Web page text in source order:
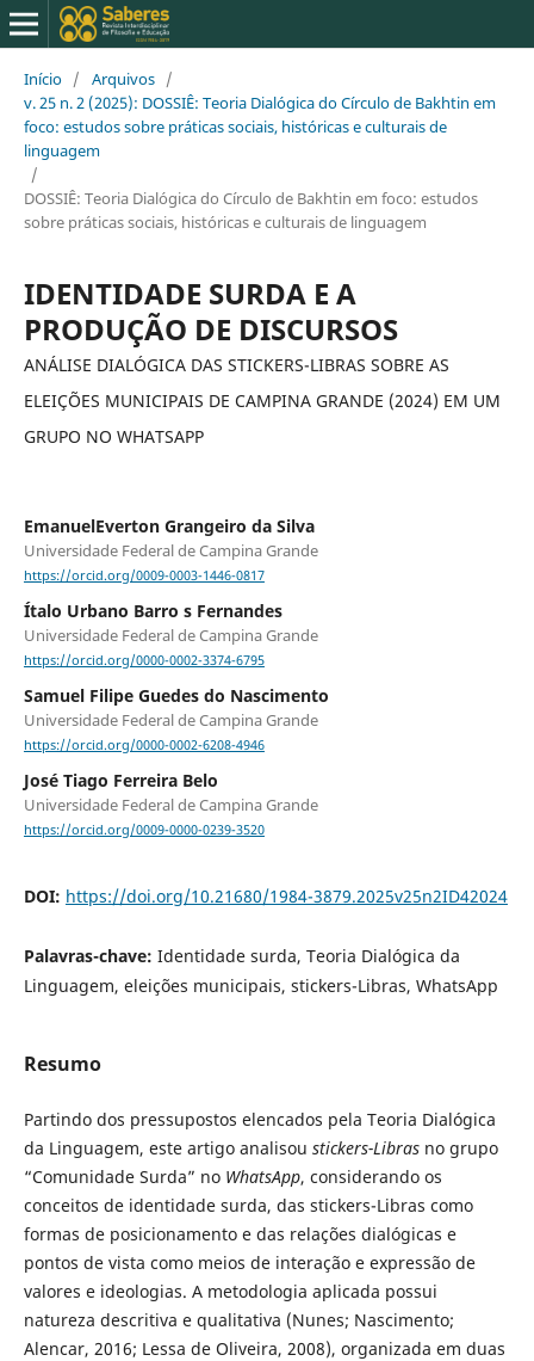
Início / Arquivos /
v. 25 n. 2 (2025): DOSSIÊ: Teoria Dialógica do Círculo de Bakhtin em
foco: estudos sobre práticas sociais, históricas e culturais de
linguagem
/
DOSSIÊ: Teoria Dialógica do Círculo de Bakhtin em foco: estudos
sobre práticas sociais, históricas e culturais de linguagem
IDENTIDADE SURDA E A
PRODUÇÃO DE DISCURSOS
ANÁLISE DIALÓGICA DAS STICKERS-LIBRAS SOBRE AS
ELEIÇÕES MUNICIPAIS DE CAMPINA GRANDE (2024) EM UM
GRUPO NO WHATSAPP
EmanuelEverton Grangeiro da Silva
Universidade Federal de Campina Grande
https://orcid.org/0009-0003-1446-0817
Ítalo Urbano Barro s Fernandes
Universidade Federal de Campina Grande
https://orcid.org/0000-0002-3374-6795
Samuel Filipe Guedes do Nascimento
Universidade Federal de Campina Grande
https://orcid.org/0000-0002-6208-4946
José Tiago Ferreira Belo
Universidade Federal de Campina Grande
https://orcid.org/0009-0000-0239-3520
DOI: https://doi.org/10.21680/1984-3879.2025v25n2ID42024
Palavras-chave: Identidade surda, Teoria Dialógica da
Linguagem, eleições municipais, stickers-Libras, WhatsApp
Resumo
Partindo dos pressupostos elencados pela Teoria Dialógica
da Linguagem, este artigo analisou stickers-Librasno grupo
“Comunidade Surda” no WhatsApp, considerando os
conceitos de identidade surda, das stickers-Libras como
formas de posicionamento e das relações dialógicas e
pontos de vista como meios de interação e expressão de
valores e ideologias. A metodologia aplicada possui
natureza descritiva e qualitativa (Nunes; Nascimento;
Alencar, 2016; Lessa de Oliveira, 2008), organizada em duas